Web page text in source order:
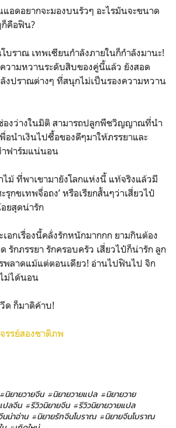
แอดอยากจะมองบนรัวๆ อะไรมันจะขนาด
คือฟิน?
บราณ เทพเซียนกำลังภายในก็กำลังมานะ!
ความหวานระดับสิบของคู่นี้แล้ว ยังสอด
งปราณต่างๆ ที่สนุกไม่เป็นรองความหวาน
องว่างในมิติ สามารถปลูกพืชวิญญาณที่นำ
อนำเงินไปซื้อของดีๆมาให้ภรรยาและ
ำฟาร์มแน่นอน
ไม้ ที่พาเขามายังโลกแห่งนี้ แท้จริงแล้วมี
รุกขเทพจื่อถง’ หรือเรียกสั้นๆว่าเสี่ยวไป๋
ยสุดน่ารัก
อกเรื่องนี้คลั่งรักหนักมากกก ยามกินต้อง
รักภรรยา รักครอบครัว เสี่ยวไป๋ก็น่ารัก ลูก
พลาดแม้แต่ตอนเดียว! อ่านไปฟินไป จิก
ม่ได้นอน
ด ก็มาดิค้าบ!
รรย์สองชาติภพ
#นิยายวายจีน #นิยายวายแปล #นิยายวาย
ปลจีน #รีวิวนิยายจีน #รีวิวนิยายวายแปล
น่าอ่าน #นิยายรักจีนโบราณ #นิยายจีนโบราณ